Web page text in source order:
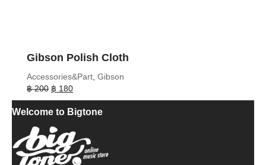
Gibson Polish Cloth
Accessories&Part Gibson
฿200 Original
price
was:
฿ 180Current
price
is:
Welcome to Bigtone